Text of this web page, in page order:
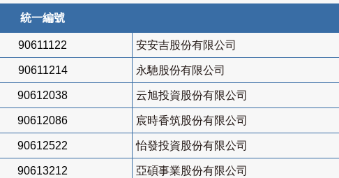
統一編號
90611122 安安吉股份有限公司
90611214 永馳股份有限公司
90612038 云旭投資股份有限公司
90612086 宸時香筑股份有限公司
90612522 怡發投資股份有限公司
90613212 亞碩事業股份有限公司